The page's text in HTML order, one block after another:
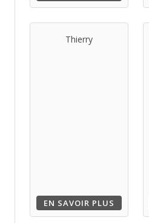
Thierry
EN SAVOIR PLUS